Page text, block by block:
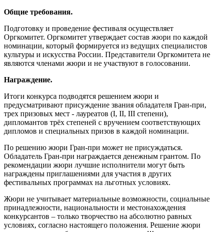
Общие требования.
Подготовку и проведение фестиваля осуществляет
Оргкомитет. Оргкомитет утверждает состав жюри по каждой
номинации, который формируется из ведущих специалистов
культуры и искусства России. Представители Оргкомитета не
являются членами жюри и не участвуют в голосовании.
Награждение.
Итоги конкурса подводятся решением жюри и
предусматривают присуждение звания обладателя Гран-при,
трех призовых мест - лауреатов (I, II, III степени),
дипломантов трёх степеней с вручением соответствующих
дипломов и специальных призов в каждой номинации.
По решению жюри Гран-при может не присуждаться.
Обладатель Гран-при награждается денежным грантом. По
рекомендации жюри лучшие исполнители могут быть
награждены приглашениями для участия в других
фестивальных программах на льготных условиях.
Жюри не учитывает материальные возможности, социальные
принадлежности, национальности и местонахождения
конкурсантов – только творчество на абсолютно равных
условиях, согласно настоящего положения. Решение жюри